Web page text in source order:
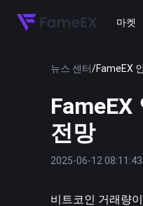
마켓
뉴스 센터/FameEX
전망
2025-06-12 08:11:43
비트코인 거래량